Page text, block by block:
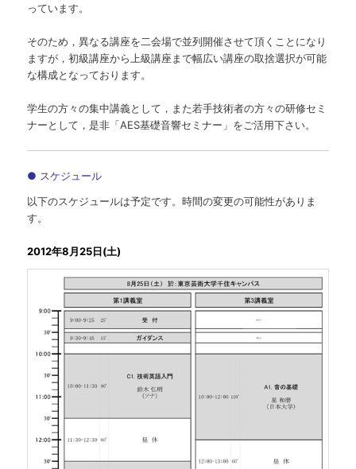
っています。
そのため，異なる講座を二会場で並列開催させて頂くことになり
ますが，初級講座から上級講座まで幅広い講座の取捨選択が可能
な構成となっております。
学生の方々の集中講義として，また若手技術者の方々の研修セミ
ナーとして，是非「AES基礎音響セミナー」をご活用下さい。
● スケジュール
以下のスケジュールは予定です。時間の変更の可能性がありま
す。
2012年8月25日(土)